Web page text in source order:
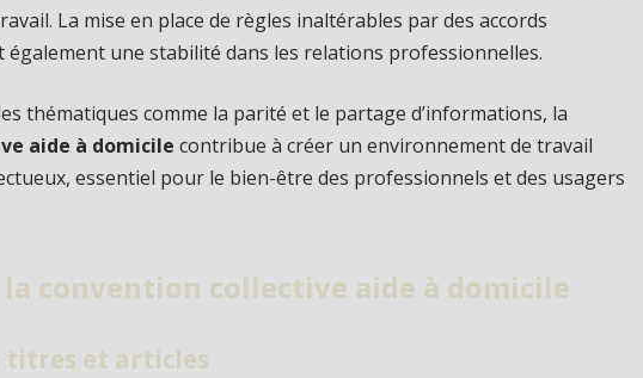
La mise en place de règles inaltérables par des accords
également une stabilité dans les relations professionnelles.
thématiques comme la parité et le partage d’informations, la
aide à domicile contribue à créer un environnement de travail
essentiel pour le bien-être des professionnels et des usagers
convention collective aide à domicile
titres et articles